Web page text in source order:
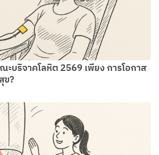
บริจาคโลหิต 2569 เพียง การโอกาส
ข?